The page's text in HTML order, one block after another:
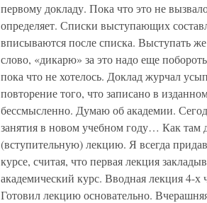
первому докладу. Пока что это не
определяет. Списки выступающих
вписываются после списка. Выступать
слово, «дикарю» за это надо еще
пока что не хотелось. Доклад журчал
повторение того, что записано в
бессмысленно. Думаю об академии.
занятия в новом учебном году… Как там
(вступительную) лекцию. Я всегда
курсе, считая, что первая лекция
академический курс. Вводная лекция 4-х
Готовил лекцию основательно.